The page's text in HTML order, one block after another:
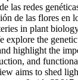
las redes
de las flores en
in plant
explore the
highlight the
and
aims to shed